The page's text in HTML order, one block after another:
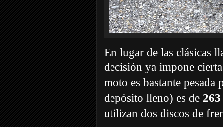
En lugar de las clásicas
decisión ya impone
moto es bastante
depósito lleno) es de
utilizan dos discos de